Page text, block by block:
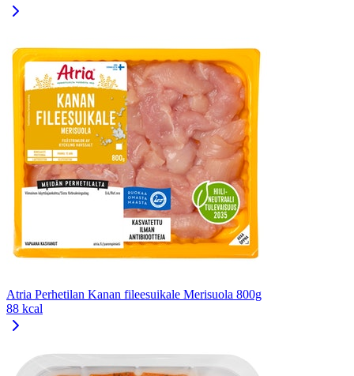
Atria Perhetilan Kanan fileesuikale Merisuola 800g
88 kcal